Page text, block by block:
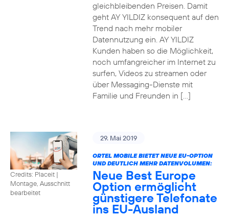
gleichbleibenden Preisen. Damit
geht AY YILDIZ konsequent auf den
Trend nach mehr mobiler
Datennutzung ein. AY YILDIZ
Kunden haben so die Möglichkeit,
noch umfangreicher im Internet zu
surfen, Videos zu streamen oder
über Messaging-Dienste mit
Familie und Freunden in […]
Credits: Placeit |
Montage, Ausschnitt
bearbeitet
29. Mai 2019
ORTEL MOBILE BIETET NEUE EU-OPTION
UND DEUTLICH MEHR DATENVOLUMEN:
Neue Best Europe
Option ermöglicht
günstigere Telefonate
ins EU-Ausland